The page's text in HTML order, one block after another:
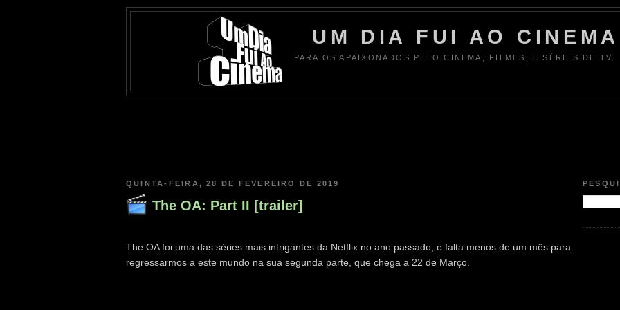
UM DIA FUI AO CINEMA
PARA OS APAIXONADOS PELO CINEMA, FILMES, E SÉRIES DE TV.
QUINTA-FEIRA, 28 DE FEVEREIRO DE 2019
The OA: Part II [trailer]
The OA foi uma das séries mais intrigantes da Netflix no ano passado, e falta menos de um mês para
regressarmos a este mundo na sua segunda parte, que chega a 22 de Março.